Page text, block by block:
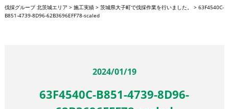
伐採グループ 北茨城エリア > 施工実績> 茨城県大子町で伐採作業を行いました。 > 63F4540C-
B851-4739-8D96-62B3696EFF78-scaled
2024/01/19
63F4540C-B851-4739-8D96-